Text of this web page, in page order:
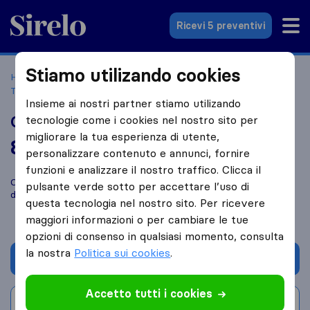
Sirelo.it
Ricevi 5 preventivi
Home Le 10 migliori aziende di traslochi in Italia
Tirreni
Ciro Lodato Traslochi
8,4 basato su 20
recensioni di Sirelo e Google
i
Confronta Ciro Lodato Traslochi con altreaziende di traslochi
di
Cava de' Tirreni
Chiedi preventivo
Stiamo utilizando cookies
Insieme ai nostri partner stiamo utilizando
tecnologie come i cookies nel nostro sito per
migliorare la tua esperienza di utente,
personalizzare contenuto e annunci, fornire
funzioni e analizzare il nostro traffico. Clicca il
pulsante verde sotto per accettare l’uso di
questa tecnologia nel nostro sito. Per ricevere
maggiori informazioni o per cambiare le tue
opzioni di consenso in qualsiasi momento, consulta
la nostra Politica sui cookies.
Accetto tutti i cookies